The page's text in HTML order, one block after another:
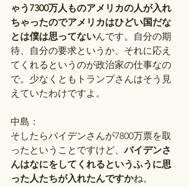
ゃう7300万人ものアメリカの人が入れ
ちゃったのでアメリカはひどい国だな
とは僕は思ってないんです。自分の期
待、自分の要求というか、それに応え
てくれるというのが政治家の仕事なの
で。少なくともトランプさんはそう見
えていたわけですよ。
中島：
そしたらバイデンさんが7800万票を取
ったということですけど、バイデンさ
んはなにをしてくれるというふうに思
った人たちが入れたんですかね。